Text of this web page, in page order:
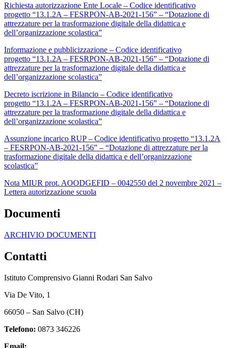
Richiesta autorizzazione Ente Locale – Codice identificativo
progetto “13.1.2A – FESRPON-AB-2021-156” – “Dotazione di
attrezzature per la trasformazione digitale della didattica e
dell’organizzazione scolastica”
Informazione e pubblicizzazione – Codice identificativo
progetto “13.1.2A – FESRPON-AB-2021-156” – “Dotazione di
attrezzature per la trasformazione digitale della didattica e
dell’organizzazione scolastica”
Decreto iscrizione in Bilancio – Codice identificativo
progetto “13.1.2A – FESRPON-AB-2021-156” – “Dotazione di
attrezzature per la trasformazione digitale della didattica e
dell’organizzazione scolastica”
Assunzione incarico RUP – Codice identificativo progetto “13.1.2A
– FESRPON-AB-2021-156” – “Dotazione di attrezzature per la
trasformazione digitale della didattica e dell’organizzazione
scolastica”
Nota MIUR prot. AOODGEFID – 0042550 del 2 novembre 2021 –
Lettera autorizzazione scuola
Documenti
ARCHIVIO DOCUMENTI
Contatti
Istituto Comprensivo Gianni Rodari San Salvo
Via De Vito, 1
66050 – San Salvo (CH)
Telefono: 0873 346226
Email: